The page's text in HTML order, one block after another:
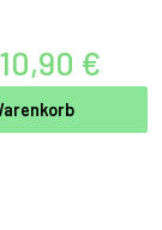
10,90 €